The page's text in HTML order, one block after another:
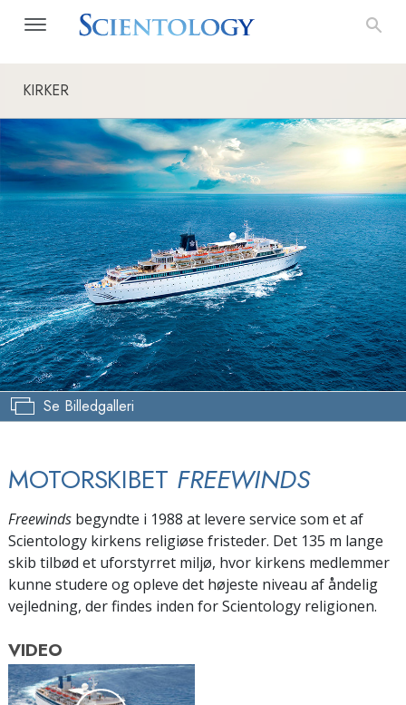
KIRKER
Se Billedgalleri
MOTORSKIBET FREEWINDS
Freewinds begyndte i 1988 at levere service som et af
Scientology kirkens religiøse fristeder. Det 135 m lange
skib tilbød et uforstyrret miljø, hvor kirkens medlemmer
kunne studere og opleve det højeste niveau af åndelig
vejledning, der findes inden for Scientology religionen.
VIDEO